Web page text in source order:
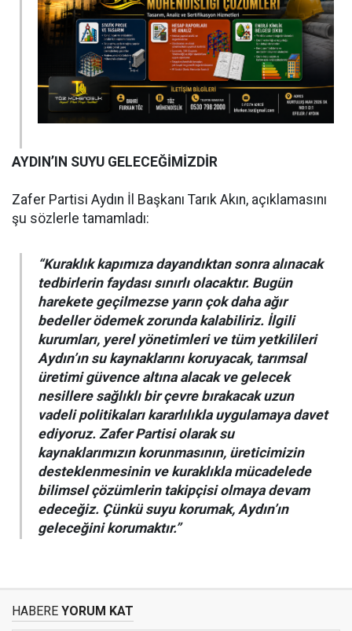
AYDIN’IN SUYU GELECEĞİMİZDİR
Zafer Partisi Aydın İl Başkanı Tarık Akın, açıklamasını
şu sözlerle tamamladı:
“Kuraklık kapımıza dayandıktan sonra alınacak
tedbirlerin faydası sınırlı olacaktır. Bugün
harekete geçilmezse yarın çok daha ağır
bedeller ödemek zorunda kalabiliriz. İlgili
kurumları, yerel yönetimleri ve tüm yetkilileri
Aydın’ın su kaynaklarını koruyacak, tarımsal
üretimi güvence altına alacak ve gelecek
nesillere sağlıklı bir çevre bırakacak uzun
vadeli politikaları kararlılıkla uygulamaya davet
ediyoruz. Zafer Partisi olarak su
kaynaklarımızın korunmasının, üreticimizin
desteklenmesinin ve kuraklıkla mücadelede
bilimsel çözümlerin takipçisi olmaya devam
edeceğiz. Çünkü suyu korumak, Aydın’ın
geleceğini korumaktır.”
HABERE YORUM KAT